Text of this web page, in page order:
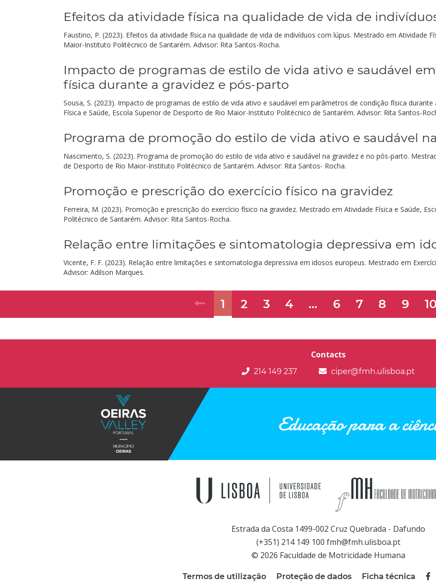
Efeitos da atividade física na qualidade de vida de
Faustino, P. (2023). Efeitos da atividade física na qualidade de vida de indivíduos com lúpus. Mestrado em Atividade
Maior-Instituto Politécnico de Santarém. Advisor: Rita Santos-Rocha.
Impacto de programas de estilo de vida ativo e saudável
física durante a gravidez e pós-parto
Sousa, S. (2023). Impacto de programas de estilo de vida ativo e saudável em parâmetros de condição física
Física e Saúde, Escola Superior de Desporto de Rio Maior-Instituto Politécnico de Santarém. Advisor: Rita Santos-
Programa de promoção do estilo de vida ativo e saudável
Nascimento, S. (2023). Programa de promoção do estilo de vida ativo e saudável na gravidez e no pós-parto.
de Desporto de Rio Maior-Instituto Politécnico de Santarém. Advisor: Rita Santos- Rocha.
Promoção e prescrição do exercício físico na gravidez
Ferreira, M. (2023). Promoção e prescrição do exercício físico na gravidez. Mestrado em Atividade Física e Saúde,
Politécnico de Santarém. Advisor: Rita Santos-Rocha.
Relação entre limitações e sintomatologia depressiva em
Vicente, F. F. (2023). Relação entre limitações e sintomatologia depressiva em idosos europeus. Mestrado em
Advisor: Adilson Marques.
1 2 3 4 ... 6 7 8 9 10
Contacts
214 149 237 ciper@fmh.ulisboa.pt
Educação para a
Estrada da Costa 1499-002 Cruz Quebrada - Dafundo
(+351) 214 149 100 fmh@fmh.ulisboa.pt
© 2026 Faculdade de Motricidade Humana
Termos de utilização Proteção de dados Ficha técnica